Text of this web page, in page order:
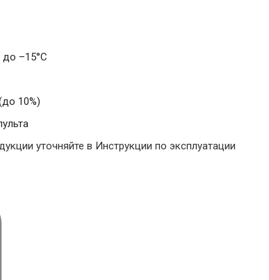
–15°C
10%)
уточняйте в Инструкции по эксплуатации